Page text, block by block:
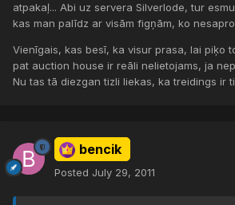
atpakaļ... Abi uz servera Silverlode, tur
kas man palīdz ar visām figņām, ko
Vienīgais, kas besī, ka visur prasa, lai piķo
pat auction house ir reāli nelietojams, ja
Nu tas tā diezgan tizli liekas, ka treidings ir
bencik
Posted July 29, 2011